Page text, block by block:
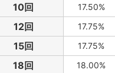
10回 17.50%
12回 17.75%
15回 17.75%
18回 18.00%